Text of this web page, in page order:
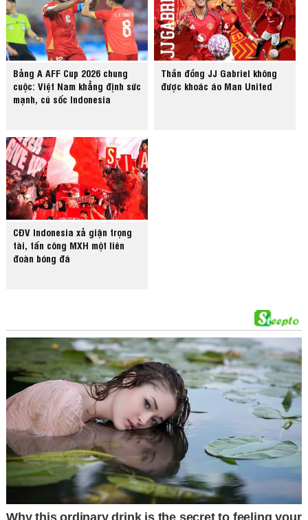
Bảng A AFF Cup 2026 chung
cuộc: Việt Nam khẳng định sức
mạnh, cú sốc Indonesia
Thần đồng JJ Gabriel không
được khoác áo Man United
CĐV Indonesia xả giận trọng
tài, tấn công MXH một liên
đoàn bóng đá